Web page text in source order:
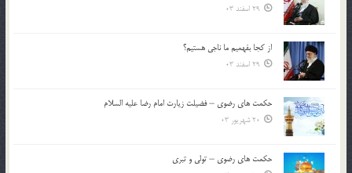
29 اسفند 03
از كجا بفهميم ما ناجی هستیم؟
29 اسفند 03
حکمت های رضوی – فضیلت زیارت امام رضا علیه السلام
20 شهریور 03
حکمت های رضوی – تولی و تبری